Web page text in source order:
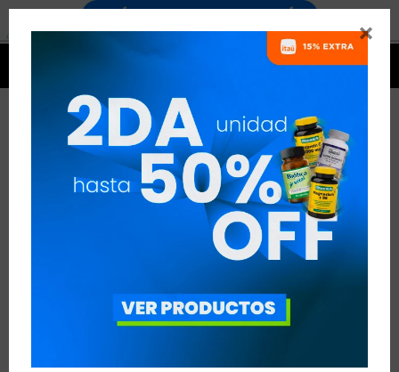

QUEMADORES
RECOMENDADOS